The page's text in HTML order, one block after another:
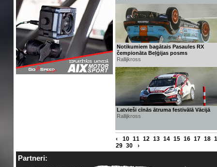
Notikumiem bagātais Pasaules RX
čempionāta Beļģijas posms
Rallijkross
Latvieši cīnās ātruma festivālā Vācijā
Rallijkross
‹ 10 11 12 13 14 15 16 17 18
29 30 ›
Partneri: